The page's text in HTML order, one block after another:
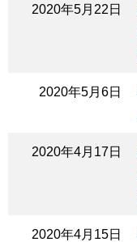
2020年5月22日
2020年5月6日
2020年4月17日
2020年4月15日